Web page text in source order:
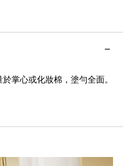
掌心或化妝棉，塗勻全面。